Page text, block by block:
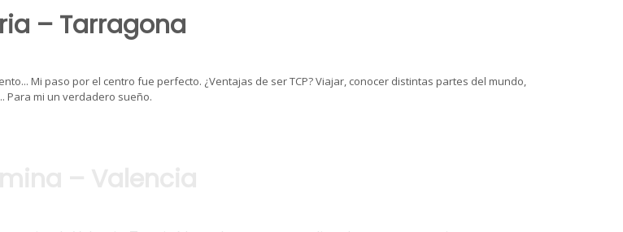
– Tarragona
Mi paso por el centro fue perfecto. ¿Ventajas de ser TCP? Viajar, conocer distintas partes del mundo,
Para mi un verdadero sueño.